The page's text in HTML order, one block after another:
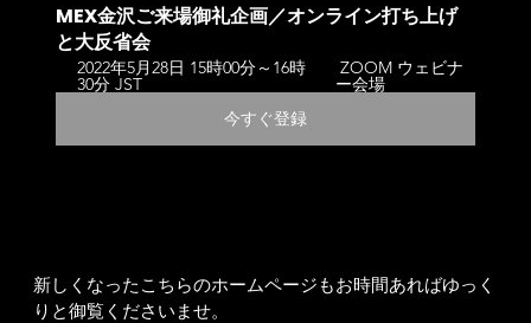
MEX金沢ご来場御礼企画／オンライン打ち上げ
と大反省会
2022年5月28日 15時00分～16時
30分 JST
ZOOM ウェビナ
ー会場
今すぐ登録
新しくなったこちらのホームページもお時間あればゆっく
りと御覧くださいませ。